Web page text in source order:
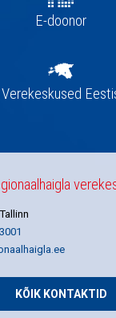
E-doonor
Verekeskused
KÕIK KONTAKTID